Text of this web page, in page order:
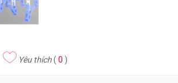
Yêu thích(0 )